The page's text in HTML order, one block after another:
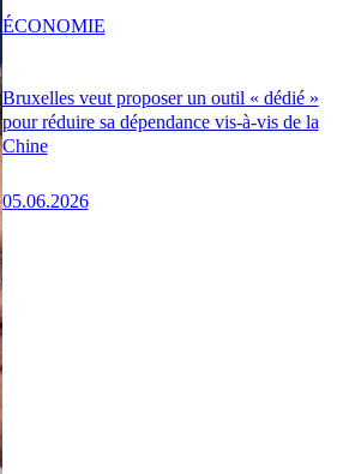
Bruxelles veut proposer un outil « dédié »
pour réduire sa dépendance vis-à-vis de la
Chine
05.06.2026
ÉCONOMIE